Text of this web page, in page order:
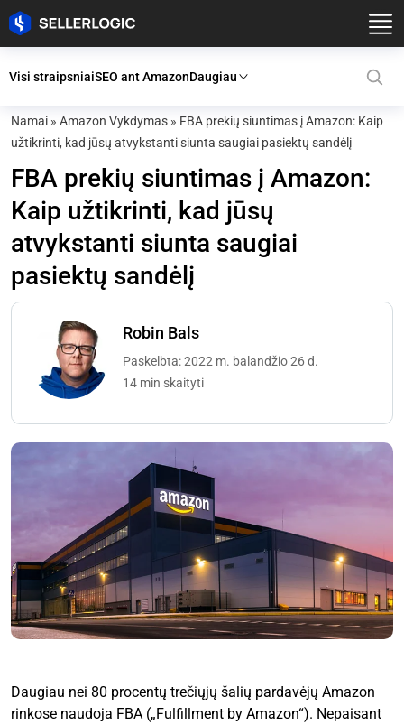
Visi straipsniaiSEO ant AmazonDaugiau
Namai » Amazon Vykdymas » FBA prekių siuntimas į Amazon: Kaip
užtikrinti, kad jūsų atvykstanti siunta saugiai pasiektų sandėlį
FBA prekių siuntimas į Amazon:
Kaip užtikrinti, kad jūsų
atvykstanti siunta saugiai
pasiektų sandėlį
Robin Bals
Paskelbta: 2022 m. balandžio 26 d.
14 min skaityti
Daugiau nei 80 procentų trečiųjų šalių pardavėjų Amazon
rinkose naudoja FBA („Fulfillment by Amazon“). Nepaisant